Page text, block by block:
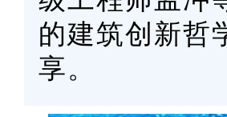
的建筑创新哲
享。